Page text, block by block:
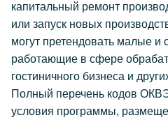
капитальный ремонт
или запуск новых
могут претендовать малые и
работающие в сфере
гостиничного бизнеса и
Полный перечень кодов
условия программы,